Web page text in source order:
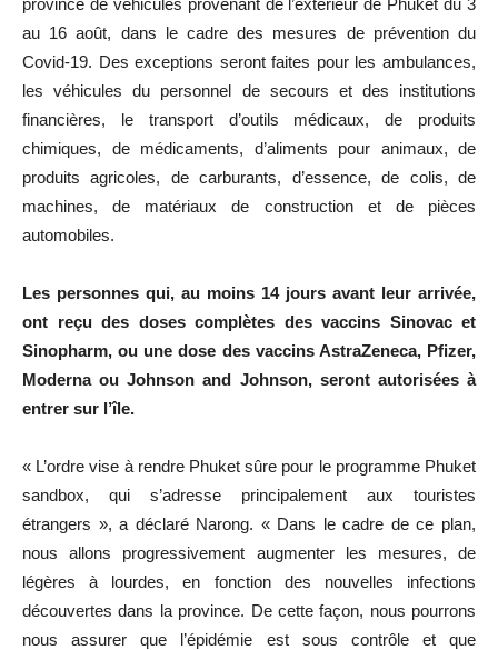
au 16 août, dans le cadre des mesures de prévention du
Covid-19. Des exceptions seront faites pour les ambulances,
les véhicules du personnel de secours et des institutions
financières, le transport d’outils médicaux, de produits
chimiques, de médicaments, d’aliments pour animaux, de
produits agricoles, de carburants, d’essence, de colis, de
machines, de matériaux de construction et de pièces
automobiles.
Les personnes qui, au moins 14 jours avant leur arrivée,
ont reçu des doses complètes des vaccins Sinovac et
Sinopharm, ou une dose des vaccins AstraZeneca, Pfizer,
Moderna ou Johnson and Johnson, seront autorisées à
entrer sur l’île.
« L’ordre vise à rendre Phuket sûre pour le programme Phuket
sandbox, qui s’adresse principalement aux touristes
étrangers », a déclaré Narong. « Dans le cadre de ce plan,
nous allons progressivement augmenter les mesures, de
légères à lourdes, en fonction des nouvelles infections
découvertes dans la province. De cette façon, nous pourrons
nous assurer que l’épidémie est sous contrôle et que